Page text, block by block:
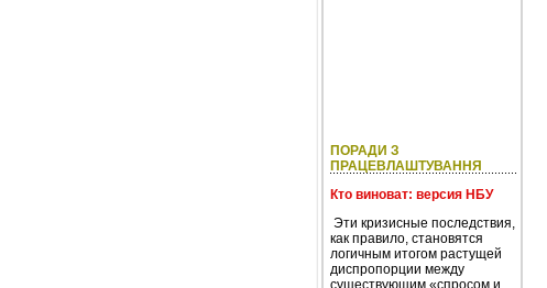
ПОРАДИ З
ПРАЦЕВЛАШТУВАННЯ
Кто виноват: версия НБУ
Эти кризисные последствия,
как правило, становятся
логичным итогом растущей
диспропорции между
существующим «спросом и